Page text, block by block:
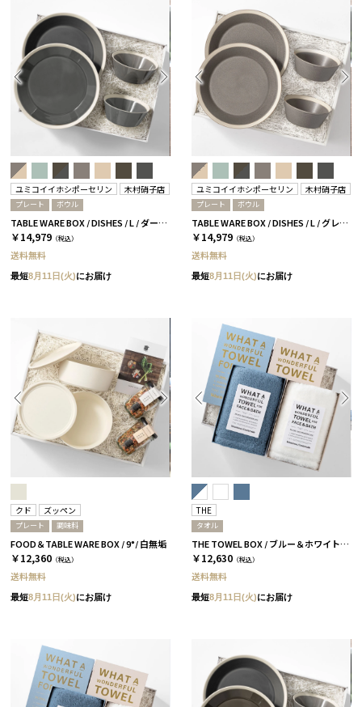
ユミコイイホシポーセリン 木村硝子店
プレート ボウル
TABLE WARE BOX / DISHES / L / ダークグレー［イイホシユミコ×木村硝子店］
￥14,979 （税込）
送料無料
最短8月11日(火)にお届け
ユミコイイホシポーセリン 木村硝子店
プレート ボウル
TABLE WARE BOX / DISHES / L / グレー［イイホシユミコ×木村硝子店］
￥14,979 （税込）
送料無料
最短8月11日(火)にお届け
クド ズッペン
プレート 調味料
FOOD＆TABLE WARE BOX / 9°/ 白無垢
￥12,360 （税込）
送料無料
最短8月11日(火)にお届け
THE
タオル
THE TOWEL BOX / ブルー＆ホワイト［THE］
￥12,630 （税込）
送料無料
最短8月11日(火)にお届け